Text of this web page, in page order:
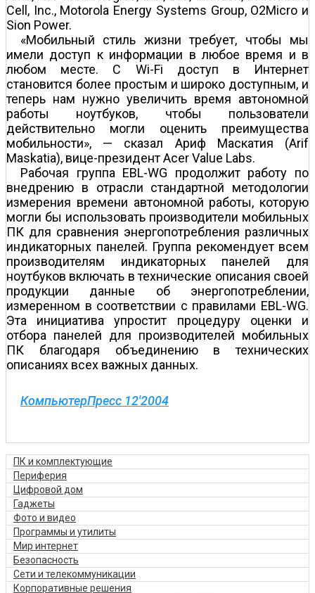
Cell, Inc., Motorola Energy Systems Group, O2Micro и
Sion Power.
«Мобильный стиль жизни требует, чтобы мы
имели доступ к информации в любое время и в
любом месте. С Wi-Fi доступ в Интернет
становится более простым и широко доступным, и
теперь нам нужно увеличить время автономной
работы ноутбуков, чтобы пользователи
действительно могли оценить преимущества
мобильности», — сказал Ариф Маскатия (Arif
Maskatia), вице-президент Acer Value Labs.
Рабочая группа EBL-WG продолжит работу по
внедрению в отрасли стандартной методологии
измерения времени автономной работы, которую
могли бы использовать производители мобильных
ПК для сравнения энергопотребления различных
индикаторных панелей. Группа рекомендует всем
производителям индикаторных панелей для
ноутбуков включать в технические описания своей
продукции данные об энергопотреблении,
измеренном в соответствии с правилами EBL-WG.
Эта инициатива упростит процедуру оценки и
отбора панелей для производителей мобильных
ПК благодаря объединению в технических
описаниях всех важных данных.
КомпьютерПресс 12'2004
ПК и комплектующие
Периферия
Цифровой дом
Гаджеты
Фото и видео
Программы и утилиты
Мир интернет
Безопасность
Сети и телекоммуникации
Корпоративные решения